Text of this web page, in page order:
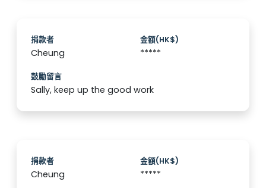
捐款者
Cheung
金額(HK$)
*****
鼓勵留言
Sally, keep up the good work
捐款者
Cheung
金額(HK$)
*****